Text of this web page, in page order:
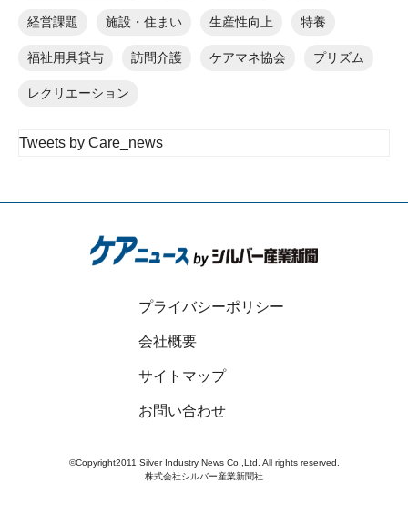
経営課題 施設・住まい 生産性向上 特養
福祉用具貸与 訪問介護 ケアマネ協会 プリズム
レクリエーション
Tweets by Care_news
プライバシーポリシー
会社概要
サイトマップ
お問い合わせ
©Copyright2011 Silver Industry News Co.,Ltd. All rights reserved.
株式会社シルバー産業新聞社